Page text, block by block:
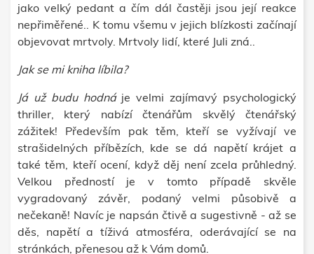
jako velký pedant a čím dál častěji jsou její reakce
nepřiměřené.. K tomu všemu v jejich blízkosti začínají
objevovat mrtvoly. Mrtvoly lidí, které Juli zná..
Jak se mi kniha líbila?
Já už budu hodnáje velmi zajímavý psychologický
thriller, který nabízí čtenářům skvělý čtenářský
zážitek! Především pak těm, kteří se vyžívají ve
strašidelných příbězích, kde se dá napětí krájet a
také těm, kteří ocení, když děj není zcela průhledný.
Velkou předností je v tomto případě skvěle
vygradovaný závěr, podaný velmi působivě a
nečekaně! Navíc je napsán čtivě a sugestivně - až se
děs, napětí a tíživá atmosféra, oderávající se na
stránkách, přenesou až k Vám domů.